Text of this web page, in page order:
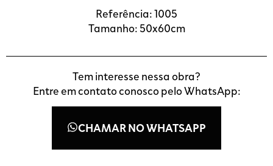
Referência: 1005
Tamanho: 50x60cm
Tem interesse nessa obra?
Entre em contato conosco pelo WhatsApp:
CHAMAR NO WHATSAPP